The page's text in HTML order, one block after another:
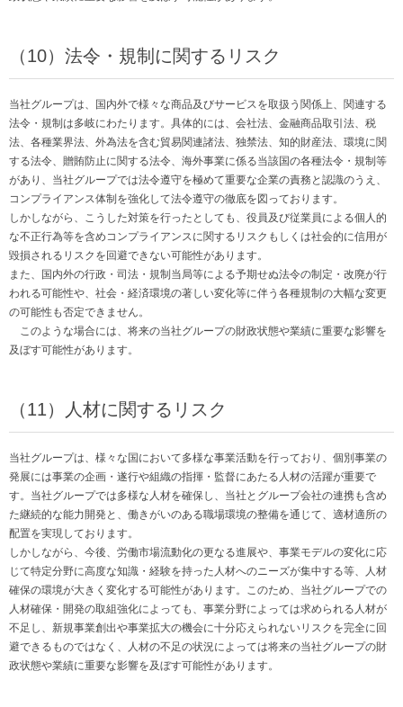
（10）法令・規制に関するリスク
当社グループは、国内外で様々な商品及びサービスを取扱う関係上、関連する
法令・規制は多岐にわたります。具体的には、会社法、金融商品取引法、税
法、各種業界法、外為法を含む貿易関連諸法、独禁法、知的財産法、環境に関
する法令、贈賄防止に関する法令、海外事業に係る当該国の各種法令・規制等
があり、当社グループでは法令遵守を極めて重要な企業の責務と認識のうえ、
コンプライアンス体制を強化して法令遵守の徹底を図っております。
しかしながら、こうした対策を行ったとしても、役員及び従業員による個人的
な不正行為等を含めコンプライアンスに関するリスクもしくは社会的に信用が
毀損されるリスクを回避できない可能性があります。
また、国内外の行政・司法・規制当局等による予期せぬ法令の制定・改廃が行
われる可能性や、社会・経済環境の著しい変化等に伴う各種規制の大幅な変更
の可能性も否定できません。
このような場合には、将来の当社グループの財政状態や業績に重要な影響を
及ぼす可能性があります。
（11）人材に関するリスク
当社グループは、様々な国において多様な事業活動を行っており、個別事業の
発展には事業の企画・遂行や組織の指揮・監督にあたる人材の活躍が重要で
す。当社グループでは多様な人材を確保し、当社とグループ会社の連携も含め
た継続的な能力開発と、働きがいのある職場環境の整備を通じて、適材適所の
配置を実現しております。
しかしながら、今後、労働市場流動化の更なる進展や、事業モデルの変化に応
じて特定分野に高度な知識・経験を持った人材へのニーズが集中する等、人材
確保の環境が大きく変化する可能性があります。このため、当社グループでの
人材確保・開発の取組強化によっても、事業分野によっては求められる人材が
不足し、新規事業創出や事業拡大の機会に十分応えられないリスクを完全に回
避できるものではなく、人材の不足の状況によっては将来の当社グループの財
政状態や業績に重要な影響を及ぼす可能性があります。